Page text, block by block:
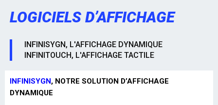
LOGICIELS D’AFFICHAGE
INFINISYGN, L'AFFICHAGE DYNAMIQUE
INFINITOUCH, L'AFFICHAGE TACTILE
INFINISYGN, NOTRE SOLUTION D’AFFICHAGE
DYNAMIQUE